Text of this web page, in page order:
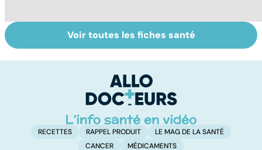
Un rhume, ça se
soigne ?
Tout savoir sur
les infections
Voir toutes les fiches santé
RECETTES RAPPEL PRODUIT
LE MAG DE LA SANTÉ
CANCER
MÉDICAMENTS